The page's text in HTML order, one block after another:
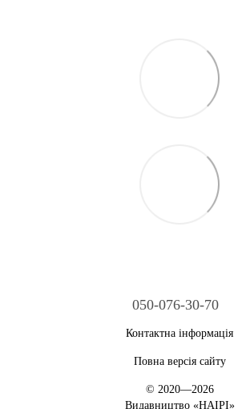
050-076-30-70
Контактна інформація
Повна версія сайту
© 2020—2026
Видавництво «НАІРІ»